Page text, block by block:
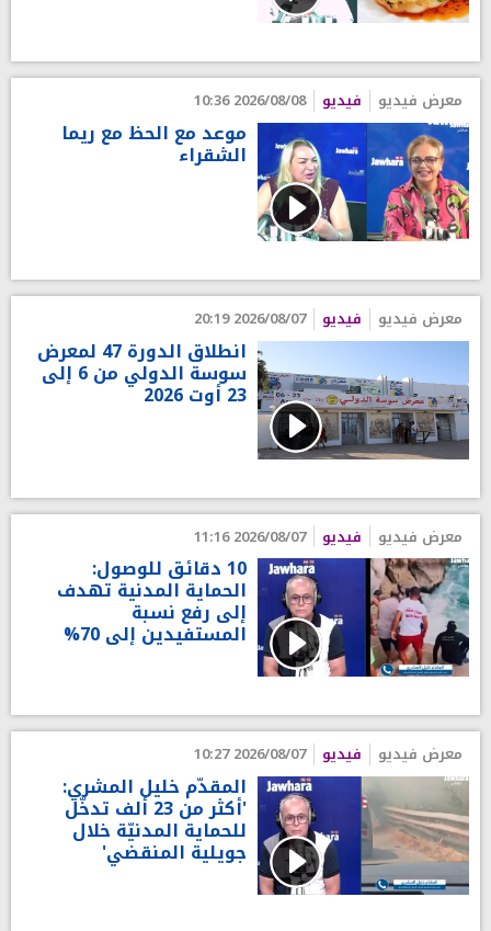
معرض فيديو فيديو 2026/08/08 10:36
موعد مع الحظ مع ريما
الشقراء
معرض فيديو فيديو 2026/08/07 20:19
انطلاق الدورة 47 لمعرض
سوسة الدولي من 6 إلى
23 أوت 2026
معرض فيديو فيديو 2026/08/07 11:16
10 دقائق للوصول:
الحماية المدنية تهدف
إلى رفع نسبة
المستفيدين إلى 70%
معرض فيديو فيديو 2026/08/07 10:27
المقدّم خليل المشري:
'أكثر من 23 ألف تدخّل
للحماية المدنيّة خلال
جويلية المنقضي'